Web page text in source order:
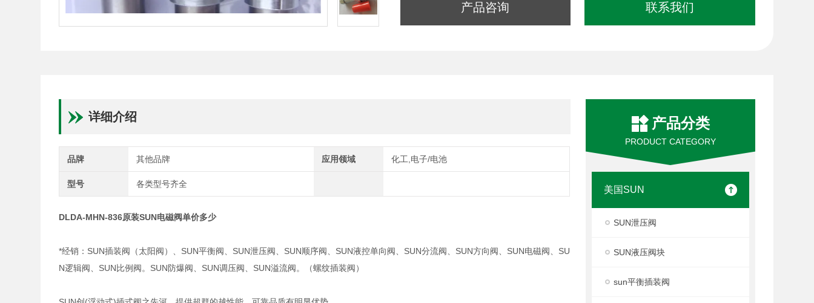
产品咨询 联系我们
产品分类
PRODUCT CATEGORY
美国SUN
SUN泄压阀
SUN液压阀块
sun平衡插装阀
详细介绍
品牌 其他品牌 应用领域 化工,电子/电池
型号 各类型号齐全
DLDA-MHN-836原装SUN电磁阀单价多少
*经销：SUN插装阀（太阳阀）、SUN平衡阀、SUN泄压阀、SUN顺序阀、SUN液控单向阀、SUN分流阀、SUN方向阀、SUN电磁阀、SU
N逻辑阀、SUN比例阀。SUN防爆阀、SUN调压阀、SUN溢流阀。（螺纹插装阀）